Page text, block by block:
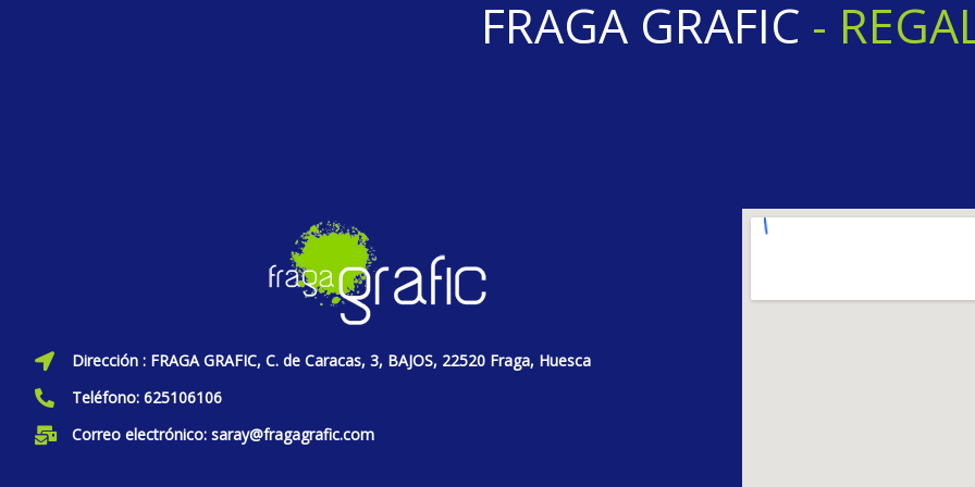
FRAGA GRAFIC - R EGAL
Dirección : FRAGA GRAFIC, C. de Caracas, 3, BAJOS, 22520 Fraga, Huesca
Teléfono: 625106106
Correo electrónico: saray@fragagrafic.com